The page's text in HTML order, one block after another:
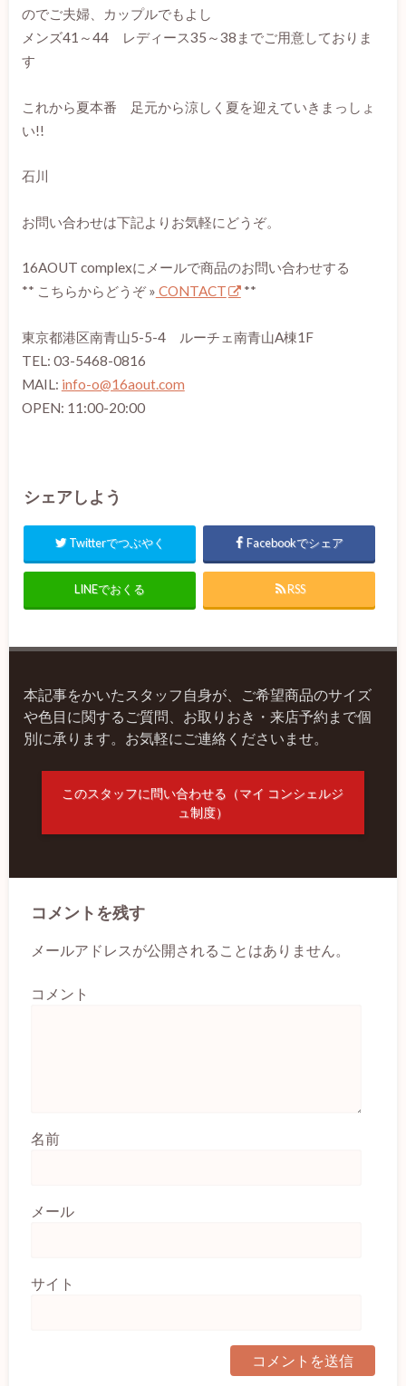
のでご夫婦、カップルでもよし
メンズ41～44 レディース35～38までご用意しておりま
す
これから夏本番 足元から涼しく夏を迎えていきまっしょ
い!!
石川
お問い合わせは下記よりお気軽にどうぞ。
16AOUT complexにメールで商品のお問い合わせする
** こちらからどうぞ » CONTACT **
東京都港区南青山5-5-4 ルーチェ南青山A棟1F
TEL: 03-5468-0816
MAIL: info-o@16aout.com
OPEN: 11:00-20:00
シェアしよう
Twitterでつぶやく Facebookでシェア
LINEでおくる RSS
本記事をかいたスタッフ自身が、ご希望商品のサイズ
や色目に関するご質問、お取りおき・来店予約まで個
別に承ります。お気軽にご連絡くださいませ。
このスタッフに問い合わせる（マイ コンシェルジ
ュ制度）
コメントを残す
メールアドレスが公開されることはありません。
コメント
名前
メール
サイト